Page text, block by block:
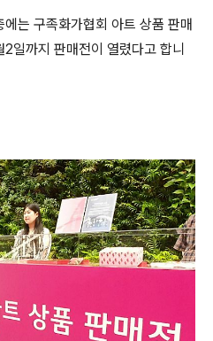
는 구족화가협회 아트 상품 판매
일까지 판매전이 열렸다고 합니